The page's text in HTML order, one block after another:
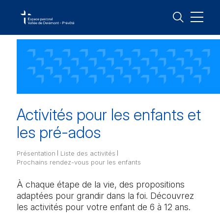
Temps forts
Agenda
Actualités
Activités
Messes et célébrations
Vivre sa foi
Baptême et catéchuménat
Communion – Eucharistie
Confirmation
Mariage et bénédictions
Ordination et engagements
Pardon et réconciliation
Paroisse St-Germain
Courrendlin, Courroux, Mervelier, Montsevelier,
Rebeuvelier, Rossemaison, Elay / Seehof, Vellerat,
Vermes, Vicques
Paroisse Stes-Marie et Colombe
Bassecourt, Boécourt, Châtelat, Courfaivre, Courtételle,
Monible, Montavon, Sceut-Dessous, Sornetan, Souboz,
Soulce, Undervelier, Berlincourt
Paroisse Sts-Germain et Randoald
Contact
Activités pour les enfants et
les pré-ados
Présentation
Liste des activités
Prochains rendez-vous pour les enfants
À chaque étape de la vie, des propositions
adaptées pour grandir dans la foi. Découvrez
les activités pour votre enfant de 6 à 12 ans.